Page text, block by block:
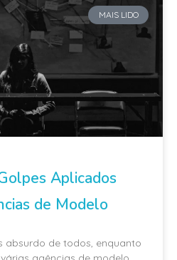
MAIS LIDO
Aplicados
de Modelo
absurdo de todos, enquanto